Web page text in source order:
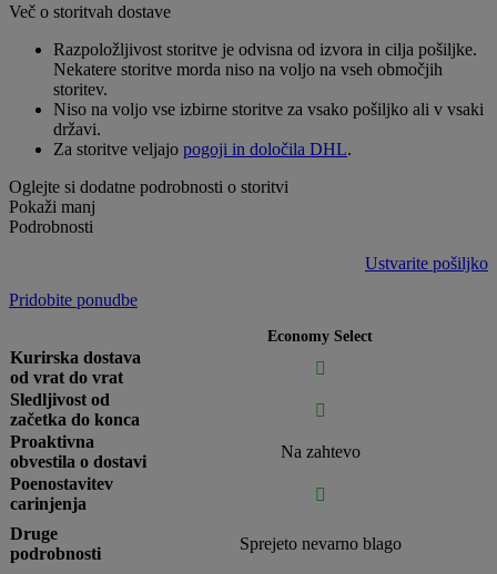
Več o storitvah dostave
Razpoložljivost storitve je odvisna od izvora in cilja pošiljke.
Nekatere storitve morda niso na voljo na vseh območjih
storitev.
Niso na voljo vse izbirne storitve za vsako pošiljko ali v vsaki
državi.
Za storitve veljajo pogoji in določila DHL.
Oglejte si dodatne podrobnosti o storitvi
Pokaži manj
Podrobnosti
Ustvarite pošiljko
Pridobite ponudbe
Economy Select
Kurirska dostava
od vrat do vrat

Sledljivost od
začetka do konca

Proaktivna
obvestila o dostavi
Na zahtevo
Poenostavitev
carinjenja

Druge
podrobnosti
Sprejeto nevarno blago